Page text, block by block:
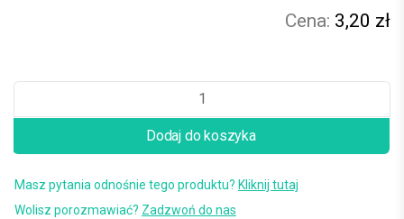
3,20 zł
Dodaj do koszyka
Masz pytania odnośnie tego produktu? Kliknij tutaj
Wolisz porozmawiać? Zadzwoń do nas